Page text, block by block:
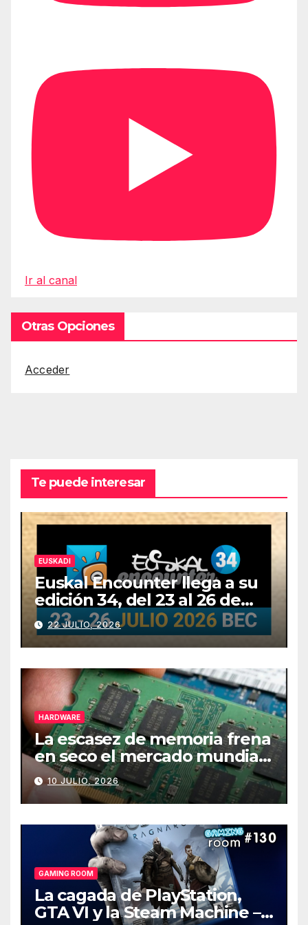
Ir al canal
Otras Opciones
Acceder
Te puede interesar
EUSKADI
Euskal Encounter llega a su
edición 34, del 23 al 26 de
julio
22 JULIO, 2026
HARDWARE
La escasez de memoria frena
en seco el mercado mundial
de PCs
10 JULIO, 2026
GAMING ROOM
La cagada de PlayStation,
GTA VI y la Steam Machine –